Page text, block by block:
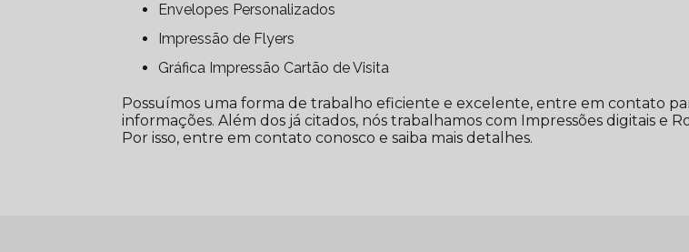
Envelopes Personalizados
Impressão de Flyers
Gráfica Impressão Cartão de Visita
Possuímos uma forma de trabalho eficiente e excelente, entre em contato
informações. Além dos já citados, nós trabalhamos com Impressões digitais e
Por isso, entre em contato conosco e saiba mais detalhes.